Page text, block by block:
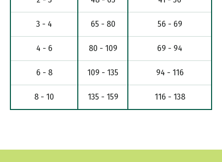
3 - 4 65 - 80 56 - 69
4 - 6 80 - 109 69 - 94
6 - 8 109 - 135 94 - 116
8 - 10 135 - 159 116 - 138